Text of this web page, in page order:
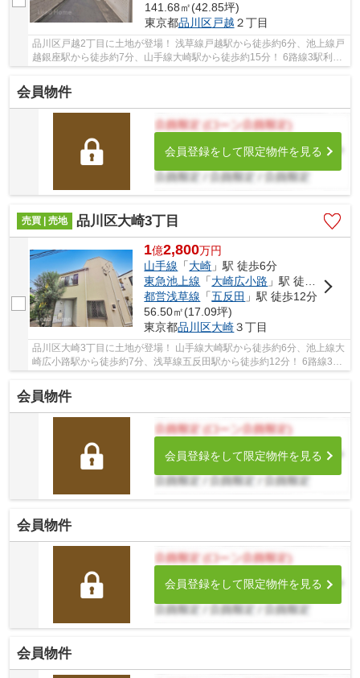
141.68㎡(42.85坪)
東京都品川区戸越 ２丁目
品川区戸越2丁目に土地が登場！ 浅草線戸越駅から徒歩約6分、池上線戸
越銀座駅から徒歩約7分、山手線大崎駅から徒歩約15分！ 6路線3駅利用
会員物件
会員登録をして限定物件を見る
売買 | 売地 品川区大崎3丁目
1億2,800万円
山手線 「大崎 」駅 徒歩6分
東急池上線 「大崎広小路 」駅 徒歩7分
都営浅草線 「五反田 」駅 徒歩12分
56.50㎡(17.09坪)
東京都品川区大崎３丁目
品川区大崎3丁目に土地が登場！ 山手線大崎駅から徒歩約6分、池上線大
崎広小路駅から徒歩約7分、浅草線五反田駅から徒歩約12分！ 6路線3駅
利用可能な大変便利な立地に位置した物件です...
会員物件
会員登録をして限定物件を見る
会員物件
会員登録をして限定物件を見る
会員物件